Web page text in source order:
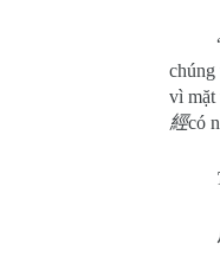
chúng
vì mặt
經có